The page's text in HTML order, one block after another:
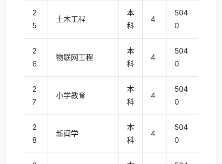
2
5
土木工程
本
科
4
504
0
2
6
物联网工程
本
科
4
504
0
2
7
小学教育
本
科
4
504
0
2
8
新闻学
本
科
4
504
0